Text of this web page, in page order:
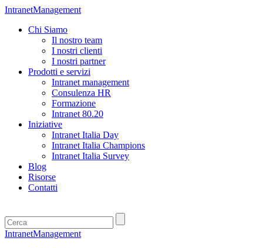
IntranetManagement
Chi Siamo
Il nostro team
I nostri clienti
I nostri partner
Prodotti e servizi
Intranet management
Consulenza HR
Formazione
Intranet 80.20
Iniziative
Intranet Italia Day
Intranet Italia Champions
Intranet Italia Survey
Blog
Risorse
Contatti
IntranetManagement